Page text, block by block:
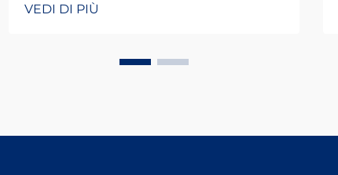
operazioni ferroviarie sicure ed
fondamentali, la spina per rotaie
VEDI DI PIÙ